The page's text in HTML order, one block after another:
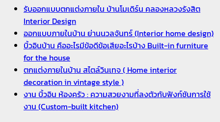
รับออกแบบตกแต่งภายใน บ้านโมเดิร์น คลองหลวงรังสิต
Interior Design
ออกแบบภายในบ้าน ย่านนวลจันทร์ (Interior home design)
บิ้วอินบ้าน คืออะไรมีข้อดีข้อเสียอะไรบ้าง Built-in furniture
for the house
ตกแต่งภายในบ้าน สไตล์วินเทจ ( Home interior
decoration in vintage style )
งาน บิ้วอิน ห้องครัว : ความสวยงามที่ลงตัวกับฟังก์ชันการใช้
งาน (Custom-built kitchen)